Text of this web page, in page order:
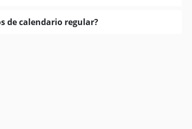
de calendario regular?